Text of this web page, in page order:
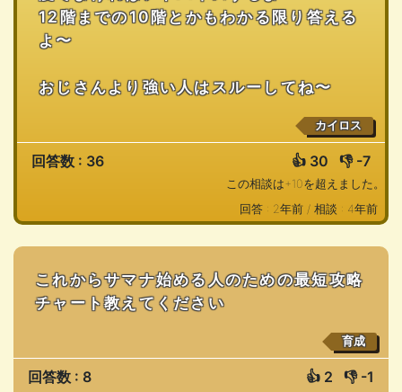
12階までの10階とかもわかる限り答える
よ〜
おじさんより強い人はスルーしてね〜
カイロス
回答数 : 36 👍 30 👎 -7
この相談は+10を超えました。
回答 : 2年前 / 相談 : 4年前
これからサマナ始める人のための最短攻略
チャート教えてください
育成
回答数 : 8 👍 2 👎 -1